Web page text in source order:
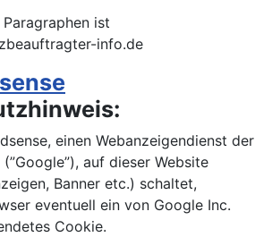
ist
info.de
einen Webanzeigendienst der
auf dieser Website
Banner etc.) schaltet,
eventuell ein von Google Inc.
Cookie.